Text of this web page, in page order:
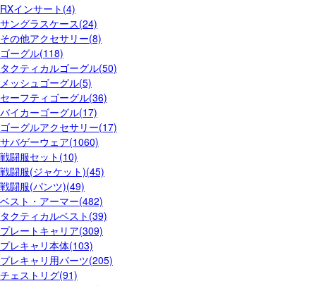
RXインサート(4)
サングラスケース(24)
その他アクセサリー(8)
ゴーグル(118)
タクティカルゴーグル(50)
メッシュゴーグル(5)
セーフティゴーグル(36)
バイカーゴーグル(17)
ゴーグルアクセサリー(17)
サバゲーウェア(1060)
戦闘服セット(10)
戦闘服(ジャケット)(45)
戦闘服(パンツ)(49)
ベスト・アーマー(482)
タクティカルベスト(39)
プレートキャリア(309)
プレキャリ本体(103)
プレキャリ用パーツ(205)
チェストリグ(91)